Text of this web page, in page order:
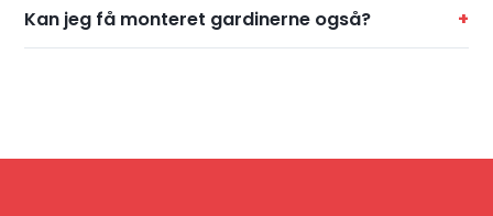
Kan jeg få monteret gardinerne også?